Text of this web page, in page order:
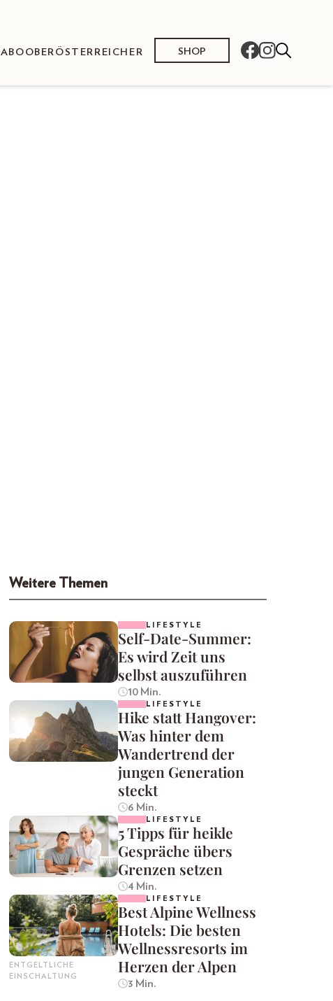
ABO OBERÖSTERREICHER SHOP
Weitere Themen
LIFESTYLE
Self-Date-Summer:
Es wird Zeit uns
selbst auszuführen
10 Min.
LIFESTYLE
Hike statt Hangover:
Was hinter dem
Wandertrend der
jungen Generation
steckt
6 Min.
LIFESTYLE
5 Tipps für heikle
Gespräche übers
Grenzen setzen
4 Min.
ENTGELTLICHE
EINSCHALTUNG
LIFESTYLE
Best Alpine Wellness
Hotels: Die besten
Wellnessresorts im
Herzen der Alpen
3 Min.